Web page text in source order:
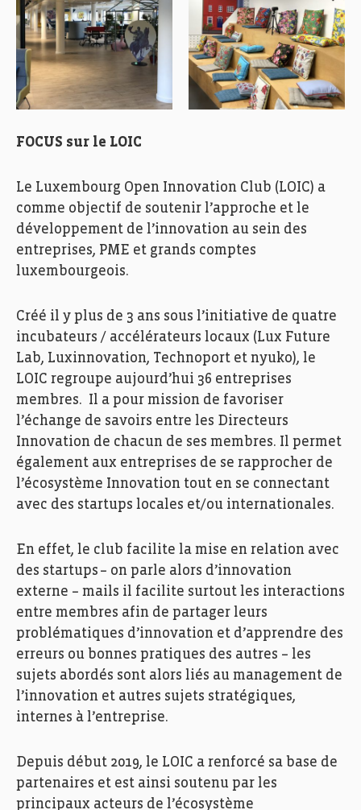
FOCUS sur le LOIC
Le Luxembourg Open Innovation Club (LOIC) a
comme objectif de soutenir l’approche et le
développement de l’innovation au sein des
entreprises, PME et grands comptes
luxembourgeois.
Créé il y plus de 3 ans sous l’initiative de quatre
incubateurs / accélérateurs locaux (Lux Future
Lab, Luxinnovation, Technoport et nyuko), le
LOIC regroupe aujourd’hui 36 entreprises
membres. Il a pour mission de favoriser
l’échange de savoirs entre les Directeurs
Innovation de chacun de ses membres. Il permet
également aux entreprises de se rapprocher de
l’écosystème Innovation tout en se connectant
avec des startups locales et/ou internationales.
En effet, le club facilite la mise en relation avec
des startups – on parle alors d’innovation
externe – mails il facilite surtout les interactions
entre membres afin de partager leurs
problématiques d’innovation et d’apprendre des
erreurs ou bonnes pratiques des autres – les
sujets abordés sont alors liés au management de
l’innovation et autres sujets stratégiques,
internes à l’entreprise.
Depuis début 2019, le LOIC a renforcé sa base de
partenaires et est ainsi soutenu par les
principaux acteurs de l’écosystème